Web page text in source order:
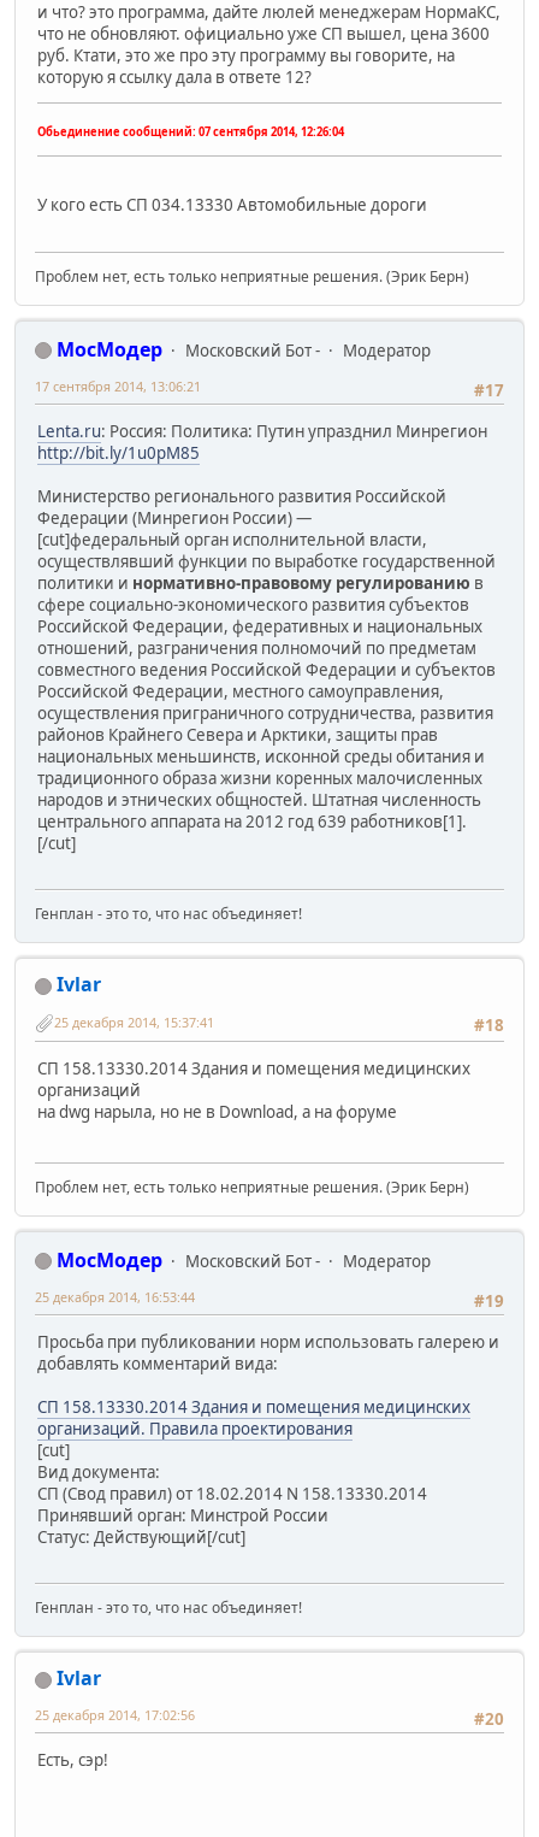
и что? это программа, дайте люлей менеджерам НормаКС,
что не обновляют. официально уже СП вышел, цена 3600
руб. Ктати, это же про эту программу вы говорите, на
которую я ссылку дала в ответе 12?
Обьединение сообщений: 07 сентября 2014, 12:26:04
У кого есть СП 034.13330 Автомобильные дороги
Проблем нет, есть только неприятные решения. (Эрик Берн)
МосМодер Московский Бот -
Модератор
#17
17 сентября 2014, 13:06:21
Lenta.ru: Россия: Политика: Путин упразднил Минрегион
http://bit.ly/1u0pM85
Министерство регионального развития Российской
Федерации (Минрегион России) —
[cut]федеральный орган исполнительной власти,
осуществлявший функции по выработке государственной
политики и нормативно-правовому регулированию в
сфере социально-экономического развития субъектов
Российской Федерации, федеративных и национальных
отношений, разграничения полномочий по предметам
совместного ведения Российской Федерации и субъектов
Российской Федерации, местного самоуправления,
осуществления приграничного сотрудничества, развития
районов Крайнего Севера и Арктики, защиты прав
национальных меньшинств, исконной среды обитания и
традиционного образа жизни коренных малочисленных
народов и этнических общностей. Штатная численность
центрального аппарата на 2012 год 639 работников[1].
[/cut]
Генплан - это то, что нас объединяет!
Ivlar
#18
25 декабря 2014, 15:37:41
СП 158.13330.2014 Здания и помещения медицинских
организаций
на dwg нарыла, но не в Download, а на форуме
Проблем нет, есть только неприятные решения. (Эрик Берн)
МосМодер Московский Бот -
Модератор
#19
25 декабря 2014, 16:53:44
Просьба при публиковании норм использовать галерею и
добавлять комментарий вида:
СП 158.13330.2014 Здания и помещения медицинских
организаций. Правила проектирования
[cut]
Вид документа:
СП (Свод правил) от 18.02.2014 N 158.13330.2014
Принявший орган: Минстрой России
Статус: Действующий[/cut]
Генплан - это то, что нас объединяет!
Ivlar
#20
25 декабря 2014, 17:02:56
Есть, сэр!